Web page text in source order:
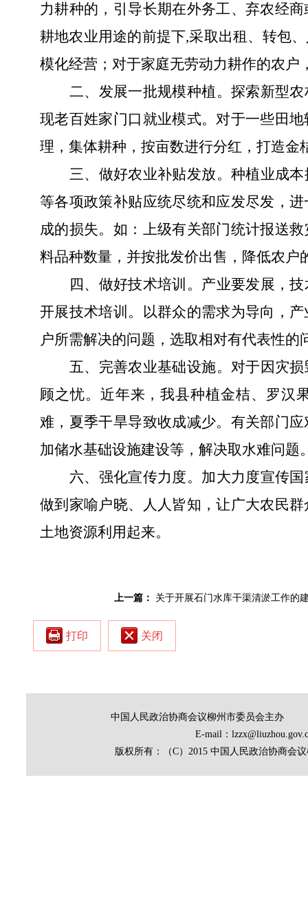
力耕种的 ， 引导长期在外务工、弃农经
耕地农业用途的前提下,采取出租 、 转包、
模化经营； 对于家庭无劳动力耕作的农户
二、 发展一批规模种植。 探索新型
现老百姓家门口就业模式。对于一些田
理，集体耕种，按亩数进行分红，打造金
三、 做好农业补贴发放。 种植业成
等各项政策补贴应统尽统和应发尽发，
成的损失。 如：上级有关部门统计报送
料品种数量，并按批发价出售，降低农户
四、 做好技术培训。 产业要发展，
开展技术培训。以群众的需求为导向，
户所需解决的问题，选取相对有代表性
五、完善农业基础设施。 对于因灾
顾之忧。近年来，我县种植金桔、罗汉
难，夏季干旱导致收成减少。有关部门
加储水基础设施建设等，解决取水难问题
六、强化宣传力度。 加大力度宣传
做到家喻户晓、人人皆知，让广大农民
土地资源利用起来。
上一篇： 关于开展石门水库干渠清淤工作的
打印 关闭
中国人民政治协商会议柳州市委员会主
E-mail：
版权所有：（C）2015 中国人民政治